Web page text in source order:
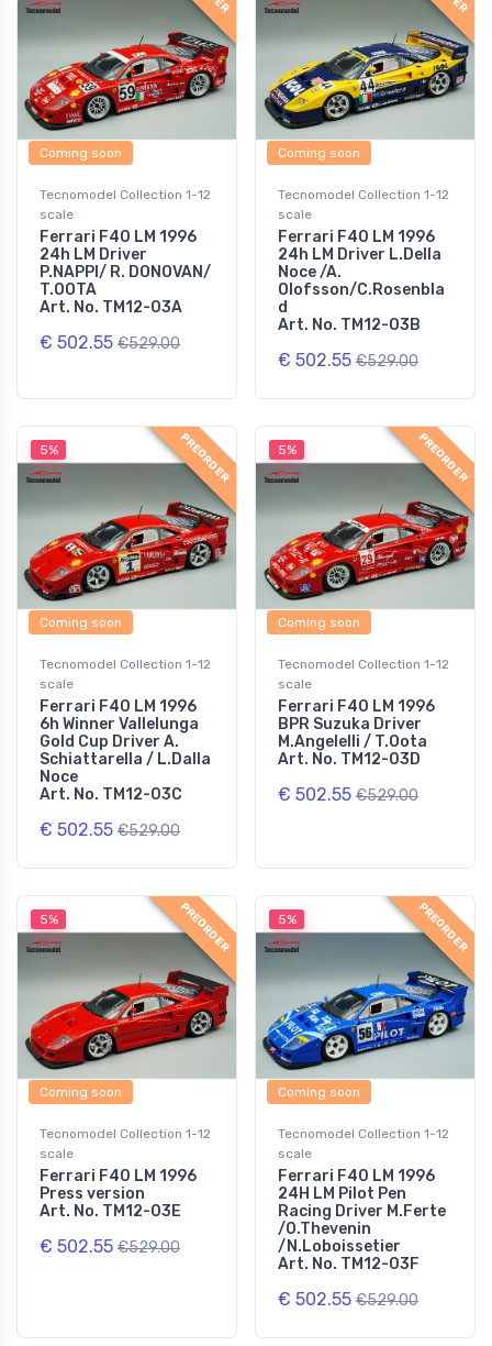
Coming soon
Tecnomodel Collection 1-12
scale
Ferrari F40 LM 1996
24h LM Driver
P.NAPPI/ R. DONOVAN/
T.OOTA
Art. No. TM12-03A
€ 502.55 €529.00
Coming soon
Tecnomodel Collection 1-12
scale
Ferrari F40 LM 1996
24h LM Driver L.Della
Noce /A.
Olofsson/C.Rosenbla
d
Art. No. TM12-03B
€ 502.55 €529.00
5% PREORDER
Coming soon
Tecnomodel Collection 1-12
scale
Ferrari F40 LM 1996
6h Winner Vallelunga
Gold Cup Driver A.
Schiattarella / L.Dalla
Noce
Art. No. TM12-03C
€ 502.55 €529.00
5% PREORDER
Coming soon
Tecnomodel Collection 1-12
scale
Ferrari F40 LM 1996
BPR Suzuka Driver
M.Angelelli / T.Oota
Art. No. TM12-03D
€ 502.55 €529.00
5% PREORDER
Coming soon
Tecnomodel Collection 1-12
scale
Ferrari F40 LM 1996
Press version
Art. No. TM12-03E
€ 502.55 €529.00
5% PREORDER
Coming soon
Tecnomodel Collection 1-12
scale
Ferrari F40 LM 1996
24H LM Pilot Pen
Racing Driver M.Ferte
/O.Thevenin
/N.Loboissetier
Art. No. TM12-03F
€ 502.55 €529.00